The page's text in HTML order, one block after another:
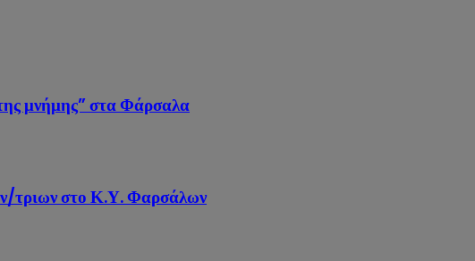
μνήμης” στα Φάρσαλα
τριων στο Κ.Υ. Φαρσάλων